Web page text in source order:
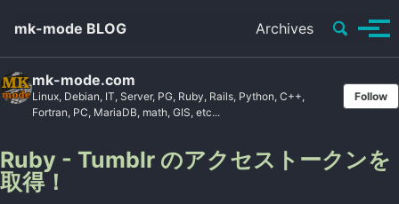
mk-mode BLOG Archives Toggle
mk-mode.com
Linux, Debian, IT, Server, PG, Ruby, Rails, Python, C++,
Fortran, PC, MariaDB, math, GIS, etc...
Follow
Ruby - Tumblr のアクセストークンを
取得！